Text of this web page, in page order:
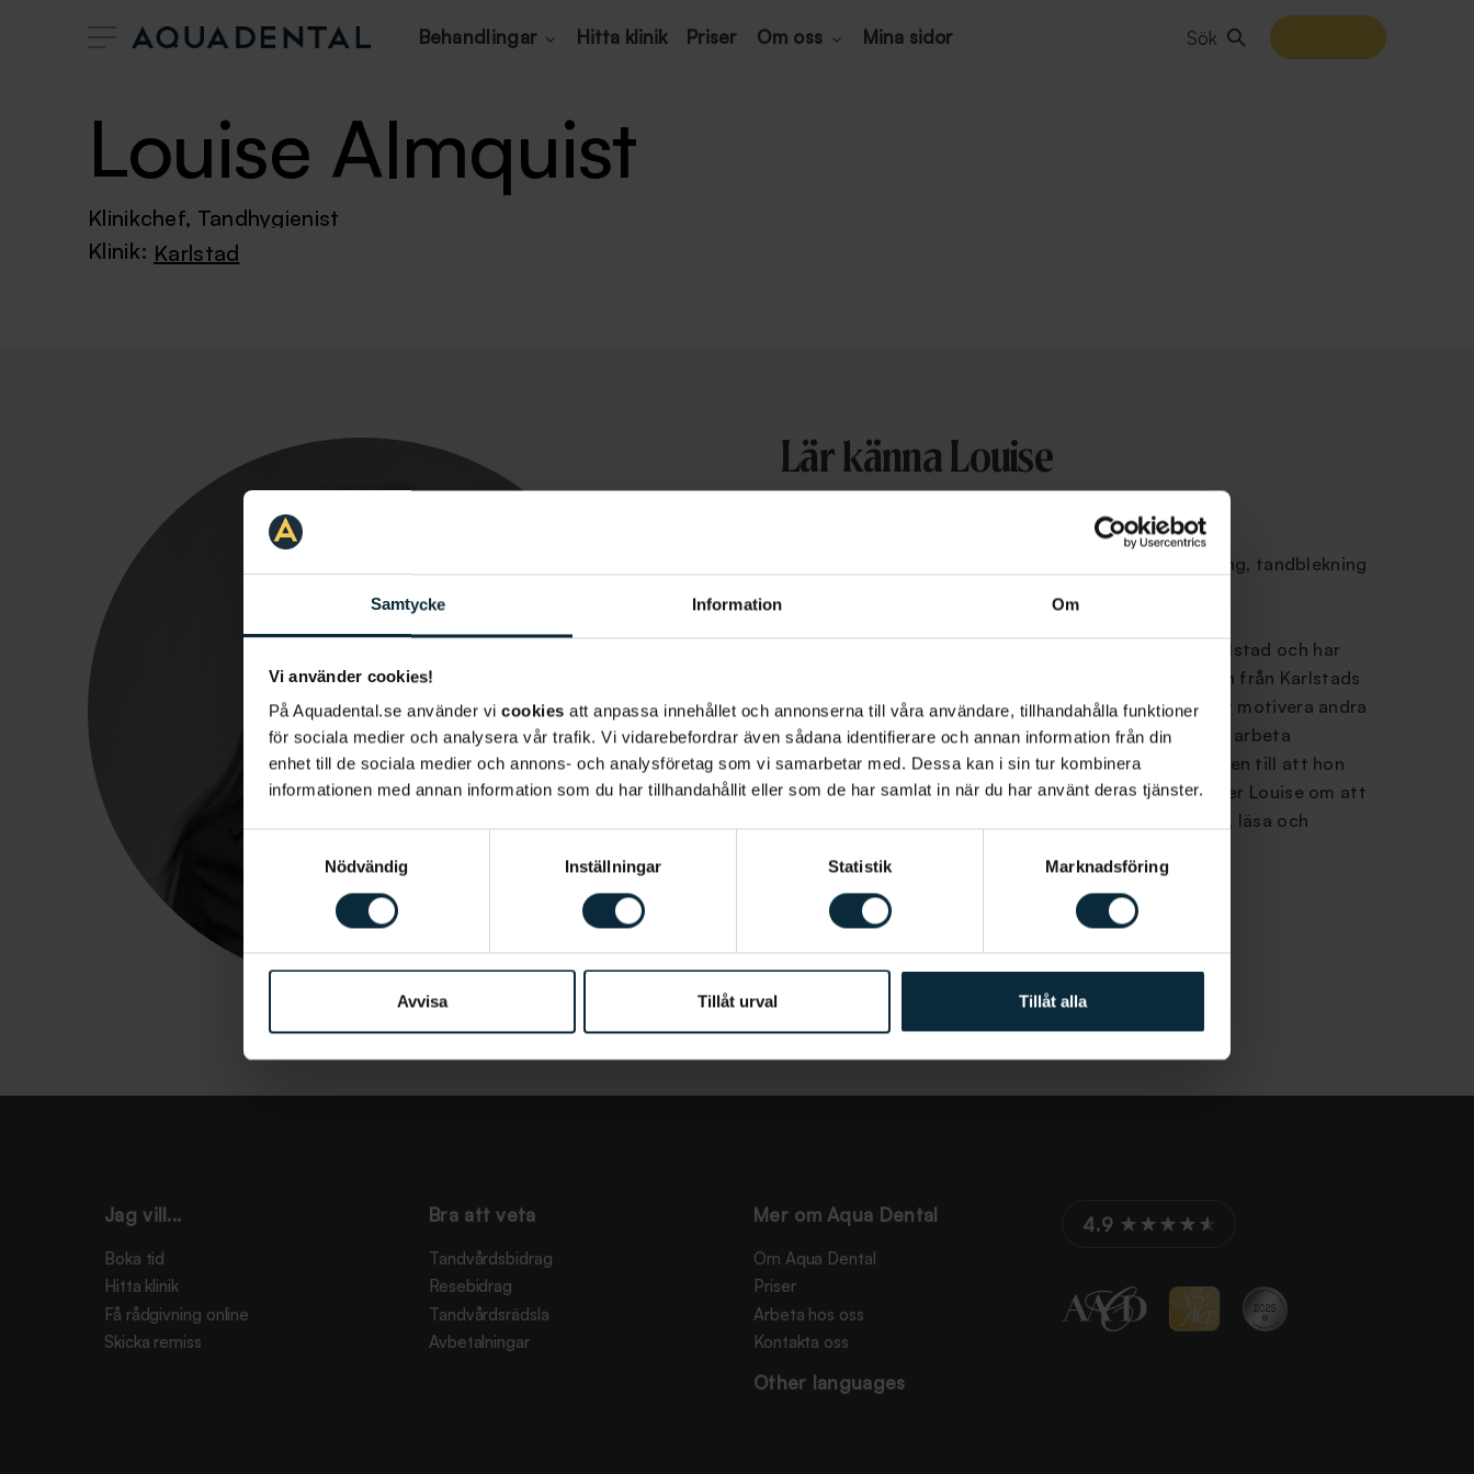
Samtycke Information Om
Vi använder cookies!
På Aquadental.se använder vi cookies att anpassa innehållet och annonserna till våra användare, tillhandahålla funktioner
för sociala medier och analysera vår trafik. Vi vidarebefordrar även sådana identifierare och annan information från din
enhet till de sociala medier och annons- och analysföretag som vi samarbetar med. Dessa kan i sin tur kombinera
informationen med annan information som du har tillhandahållit eller som de har samlat in när du har använt deras tjänster.
Nödvändig
Inställningar Statistik Marknadsföring
Avvisa Tillåt urval Tillåt alla
Behandlingar Hitta klinik Priser Om oss Mina sidor Sök
Louise Almquist
Klinikchef, Tandhygienist
Klinik: Karlstad
Lär känna Louise
Basundersökning, tandstensborttagning, tandblekning
Louise Almquist är tandhygienist på Aqua Dental Karlstad och har
arbetat som tandhygienist sedan hon tog sin examen från Karlstads
universitet för drygt 8 år sedan. Louise tycker om att motivera andra
till att få, eller behålla, en god munhälsa, samt att få arbeta
självständigt och med händerna. Det är några av skälen till att hon
valde att bli tandhygienist. När hon inte arbetar tycker Louise om att
umgås med familjen, äta god mat, greja i trädgården, läsa och
Jag vill...
Boka tid
Hitta klinik
Få rådgivning online
Skicka remiss
Bra att veta
Tandvårdsbidrag
Resebidrag
Tandvårdsrädsla
Avbetalningar
Mer om Aqua Dental
Om Aqua Dental
Priser
Arbeta hos oss
Kontakta oss
Other languages
4.9